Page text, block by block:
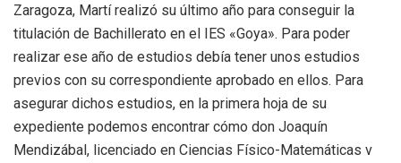
Zaragoza, Martí realizó su último año para conseguir la
titulación de Bachillerato en el IES «Goya». Para poder
realizar ese año de estudios debía tener unos estudios
previos con su correspondiente aprobado en ellos. Para
asegurar dichos estudios, en la primera hoja de su
expediente podemos encontrar cómo don Joaquín
Mendizábal, licenciado en Ciencias Físico-Matemáticas v